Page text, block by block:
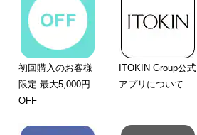
初回購入のお客様
限定 最大5,000円
OFF
ITOKIN Group公式
アプリについて